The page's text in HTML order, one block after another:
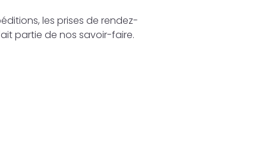
les prises de rendez-
partie de nos savoir-faire.